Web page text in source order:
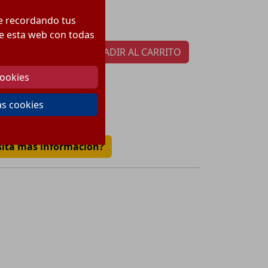
recordando tus
esta web con todas
cookies
por paquete:
AÑADIR AL CARRITO
más información?